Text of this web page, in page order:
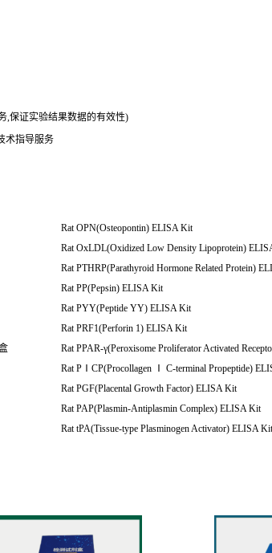
,保证实验结果数据的有效性)
术指导服务
Rat OPN(Osteopontin) ELISA Kit
Rat OxLDL(Oxidized Low Density Lipoprotein)
Rat PTHRP(Parathyroid Hormone Related Protein)
Rat PP(Pepsin) ELISA Kit
Rat PYY(Peptide YY) ELISA Kit
Rat PRF1(Perforin 1) ELISA Kit
Rat PPAR-γ(Peroxisome Proliferator Activated
Rat PⅠCP(Procollagen Ⅰ C-terminal Propeptide)
Rat PGF(Placental Growth Factor) ELISA Kit
Rat PAP(Plasmin-Antiplasmin Complex) ELISA Kit
Rat tPA(Tissue-type Plasminogen Activator) ELISA Kit